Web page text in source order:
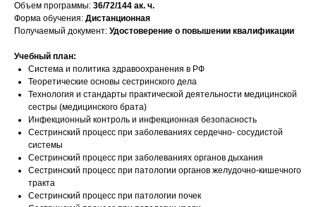
Объем программы: 36/72/144 ак. ч.
Форма обучения: Дистанционная
Получаемый документ: Удостоверение о повышении квалификации
Учебный план:
Система и политика здравоохранения в РФ
Теоретические основы сестринского дела
Технология и стандарты практической деятельности медицинской
сестры (медицинского брата)
Инфекционный контроль и инфекционная безопасность
Сестринский процесс при заболеваниях сердечно- сосудистой
системы
Сестринский процесс при заболеваниях органов дыхания
Сестринский процесс при патологии органов желудочно-кишечного
тракта
Сестринский процесс при патологии почек